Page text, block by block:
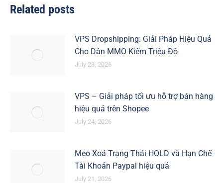
Related posts
VPS Dropshipping: Giải Pháp Hiệu Quả
Cho Dân MMO Kiếm Triệu Đô
July 28, 2026
VPS – Giải pháp tối ưu hỗ trợ bán hàng
hiệu quả trên Shopee
July 24, 2026
Mẹo Xoá Trạng Thái HOLD và Hạn Chế
Tài Khoản Paypal hiệu quả
July 21, 2026